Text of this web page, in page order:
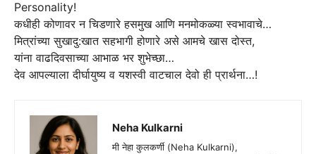
Personality!
कधीही कोणावर न चिडणारे हसमुख आणि मनमोकळ्या स्वभावाचे…
मित्रांच्या सुखादु:खात सहभागी होणारे असे आमचे खास दोस्त,
यांना वाढदिवसाच्या आभाळ भर शुभेच्छा‪…
देव आपल्याला दीर्घायुष्य व यशस्वी वाटचाल देवो ही प्रार्थना…!
Neha Kulkarni
मी नेहा कुलकर्णी (Neha Kulkarni),